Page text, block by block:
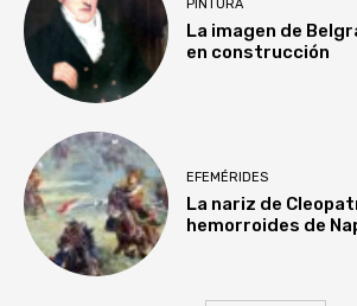
PINTURA
La imagen de
en construcción
EFEMÉRIDES
La nariz de
hemorroides de